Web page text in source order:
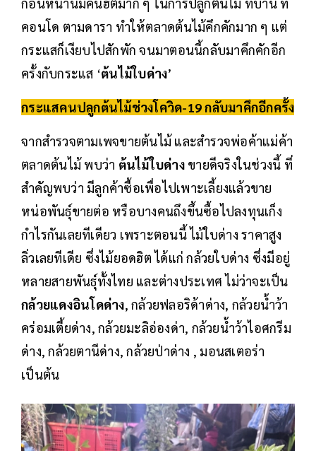
ก่อนหน้านี้มีคนฮิตมาก ๆ ในการปลูกต้นไม้ ที่บ้าน ที่
คอนโด ตามดารา ทำให้ตลาดต้นไม้คึกคักมาก ๆ แต่
กระแสก็เงียบไปสักพัก จนมาตอนนี้กลับมาคึกคักอีก
ครั้งกับกระแส ‘ต้นไม้ใบด่าง’
กระแสคนปลูกต้นไม้ช่วงโควิด-19 กลับมาคึกอีกครั้ง
จากสำรวจตามเพจขายต้นไม้ และสำรวจพ่อค้าแม่ค้า
ตลาดต้นไม้ พบว่า ต้นไม้ใบด่างขายดีจริงในช่วงนี้ ที่
สำคัญพบว่า มีลูกค้าซื้อเพื่อไปเพาะเลี้ยงแล้วขาย
หน่อพันธุ์ขายต่อ หรือบางคนถึงขึ้นซื้อไปลงทุนเก็ง
กำไรกันเลยทีเดียว เพราะตอนนี้ ไม้ใบด่าง ราคาสูง
ลิ่วเลยทีเดีย ซึ่งไม้ยอดฮิต ได้แก่ กล้วยใบด่าง ซึ่งมีอยู่
หลายสายพันธุ์ทั้งไทย และต่างประเทศ ไม่ว่าจะเป็น
กล้วยแดงอินโดด่าง, กล้วยฟลอริด้าด่าง, กล้วยน้ำว้า
คร่อมเตี้ยด่าง, กล้วยมะลิอ่องด่า, กล้วยน้ำว้าไอศกรีม
ด่าง, กล้วยตานีด่าง, กล้วยป่าด่าง , มอนสเตอร่า
เป็นต้น